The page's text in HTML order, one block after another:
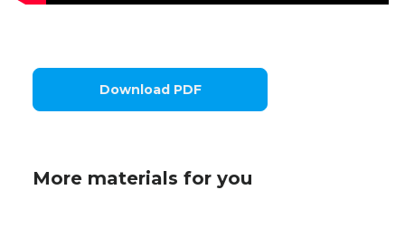
Download PDF
More materials for you